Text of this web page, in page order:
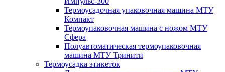
Термоусадочная упаковочная машина МТУ
Компакт
Термоупаковочная машина с ножом МТУ
Сфера
Полуавтоматическая термоупаковочная
машина МТУ Тринити
Термоусадка этикеток